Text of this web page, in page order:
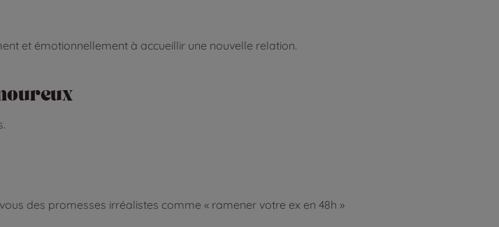
et émotionnellement à accueillir une nouvelle relation.
des promesses irréalistes comme « ramener votre ex en 48h »